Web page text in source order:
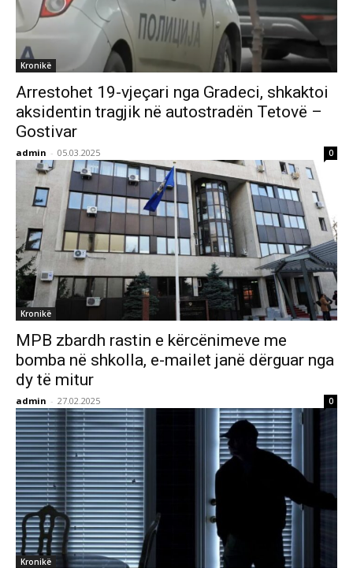
Kronikë
Arrestohet 19-vjeçari nga Gradeci, shkaktoi
aksidentin tragjik në autostradën Tetovë –
Gostivar
admin - 05.03.2025 0
Kronikë
MPB zbardh rastin e kërcënimeve me
bomba në shkolla, e-mailet janë dërguar nga
dy të mitur
admin - 27.02.2025 0
Kronikë